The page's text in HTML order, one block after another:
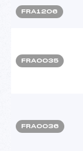
FRA1206
FRA0035
FRA0036